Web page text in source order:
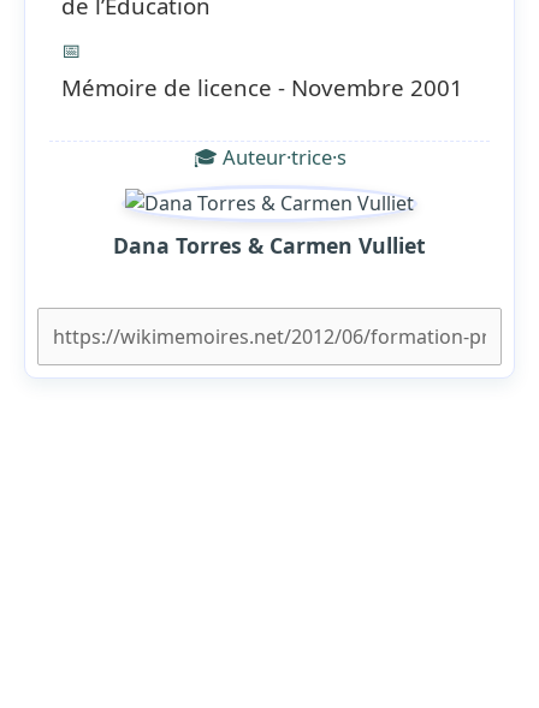
📅
Mémoire de licence - Novembre 2001
🎓 Auteur·trice·s
Dana Torres & Carmen Vulliet